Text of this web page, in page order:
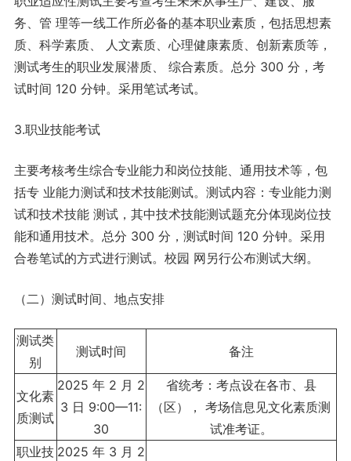
务、管 理等一线工作所必备的基本职业素质，包括思想素
质、科学素质、 人文素质、心理健康素质、创新素质等，
测试考生的职业发展潜质、 综合素质。总分 300 分，考
试时间 120 分钟。采用笔试考试。
3.职业技能考试
主要考核考生综合专业能力和岗位技能、通用技术等，包
括专 业能力测试和技术技能测试。测试内容：专业能力测
试和技术技能 测试，其中技术技能测试题充分体现岗位技
能和通用技术。总分 300 分，测试时间 120 分钟。采用
合卷笔试的方式进行测试。校园 网另行公布测试大纲。
（二）测试时间、地点安排
测试类
别
测试时间 备注
文化素
质测试
2025 年 2 月 2
3 日 9:00—11:
30
省统考：考点设在各市、县
（区）， 考场信息见文化素质测
试准考证。
职业技 2025 年 3 月 2